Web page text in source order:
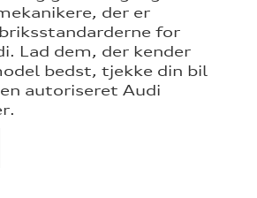
der er
for
Lad dem, der kender
bedst, tjekke din bil
autoriseret Audi